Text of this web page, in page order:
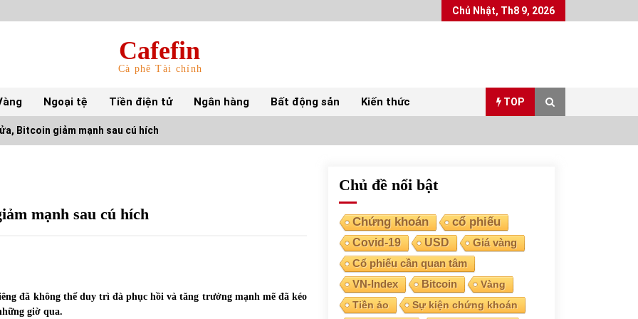
Chủ Nhật, Th8 9, 2026
Cafefin
Cà phê Tài chính
Ngoại tệ Tiền điện tử Ngân hàng Bất động sản Kiến thức TOP
15/06/2022
Top 10 mặt hàng Việt Nam xuất khẩu nhiều
nhất tháng 5/2022
Bất ổn từ các cuộc đấu giá đất ở Thanh Hoá
31/05/2022
Chứng khoán ngày 30/5/2022: Top 10 cổ
Bitcoin giảm mạnh sau cú hích
mạnh sau cú hích
đã không thể duy trì đà phục hồi và tăng trưởng mạnh mẽ đã kéo
giờ qua.
Chủ đề nổi bật
Chứng khoán cổ phiếu
Covid-19 USD
Giá vàng
Cổ phiếu cần quan tâm
VN-Index Bitcoin
Vàng
Tiền ảo
Sự kiện chứng khoán